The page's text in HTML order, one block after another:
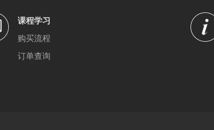
课程学习
购买流程
订单查询